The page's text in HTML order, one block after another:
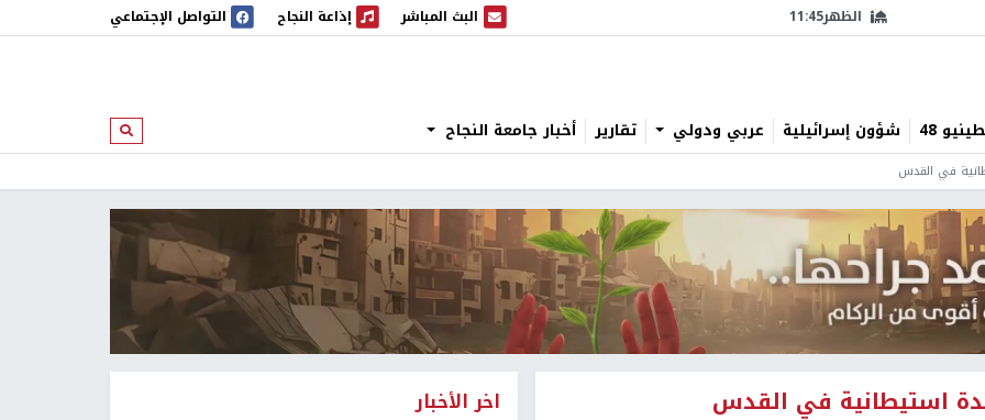
الظهر11:45 البث المباشر
البث المباشر إذاعة النجاح
إذاعة النجاح التواصل الإجتماعي
48 شؤون إسرائيلية عربي ودولي تقارير أخبار جامعة النجاح ابحث
اخر الأخبار